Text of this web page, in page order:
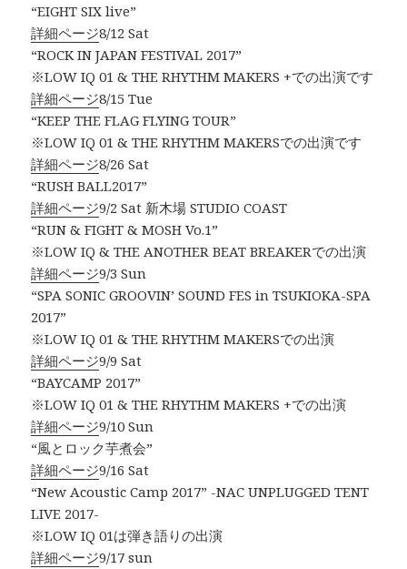
“EIGHT SIX live”
詳細ページ8/12 Sat
“ROCK IN JAPAN FESTIVAL 2017”
※LOW IQ 01 & THE RHYTHM MAKERS +での出演です
詳細ページ8/15 Tue
“KEEP THE FLAG FLYING TOUR”
※LOW IQ 01 & THE RHYTHM MAKERSでの出演です
詳細ページ8/26 Sat
“RUSH BALL2017”
詳細ページ9/2 Sat 新木場 STUDIO COAST
“RUN & FIGHT & MOSH Vo.1”
※LOW IQ & THE ANOTHER BEAT BREAKERでの出演
詳細ページ9/3 Sun
“SPA SONIC GROOVIN’ SOUND FES in TSUKIOKA-SPA
2017”
※LOW IQ 01 & THE RHYTHM MAKERSでの出演
詳細ページ9/9 Sat
“BAYCAMP 2017”
※LOW IQ 01 & THE RHYTHM MAKERS +での出演
詳細ページ9/10 Sun
“風とロック芋煮会”
詳細ページ9/16 Sat
“New Acoustic Camp 2017” -NAC UNPLUGGED TENT
LIVE 2017-
※LOW IQ 01は弾き語りの出演
詳細ページ9/17 sun